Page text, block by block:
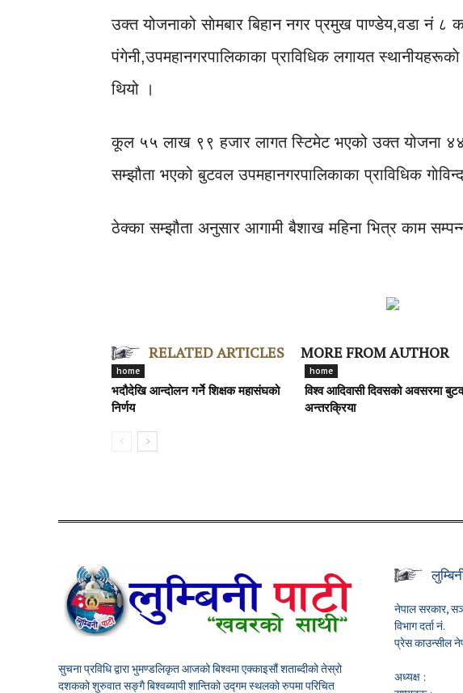
उक्त योजनाको साेमबार बिहान नगर प्रमुख पाण्डेय,वडा नं ८
पंगेनी,उपमहानगरपालिकाका प्राविधिक लगायत
थियो ।
कूल ५५ लाख ९९ हजार लागत स्टिमेट भएको उक्त योजना
सम्झौता भएको बुटवल उपमहानगरपालिकाका प्राविधिक
ठेक्का सम्झौता अनुसार आगामी बैशाख महिना भित्र काम
RELATED ARTICLES MORE FROM AUTHOR
home
भदौदेखि आन्दोलन गर्ने शिक्षक महासंघको
निर्णय
home
विश्व आदिवासी दिवसको अवसरमा
अन्तरक्रिया
सुचना प्रविधि द्वारा भुमण्डलिकृत आजको बिश्वमा एक्काइसौं शताब्दीको तेस्रो
दशकको शुरुवात सङ्गै बिश्वब्यापी शान्तिको उद्गम स्थलको रुपमा परिचित
नेपाल सरकार,
विभाग दर्ता नं.
प्रेस काउन्सील
अध्यक्ष :